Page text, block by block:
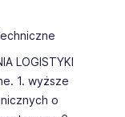
LOGISTYKI
1. wyższe
o